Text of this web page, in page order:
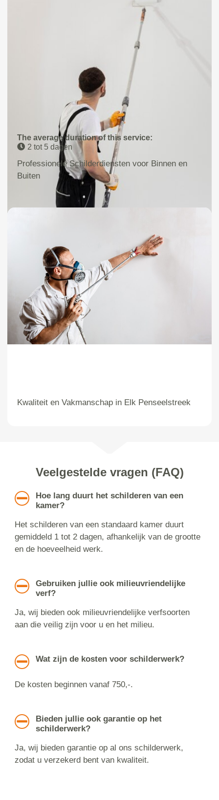
The average duration of this service:
2 tot 5 dagen
Professionele Schilderdiensten voor Binnen en
Buiten
Kwaliteit en Vakmanschap in Elk Penseelstreek
Veelgestelde vragen (FAQ)
Hoe lang duurt het schilderen van een
kamer?
Het schilderen van een standaard kamer duurt
gemiddeld 1 tot 2 dagen, afhankelijk van de grootte
en de hoeveelheid werk.
Gebruiken jullie ook milieuvriendelijke
verf?
Ja, wij bieden ook milieuvriendelijke verfsoorten
aan die veilig zijn voor u en het milieu.
Wat zijn de kosten voor schilderwerk?
De kosten beginnen vanaf 750,-.
Bieden jullie ook garantie op het
schilderwerk?
Ja, wij bieden garantie op al ons schilderwerk,
zodat u verzekerd bent van kwaliteit.